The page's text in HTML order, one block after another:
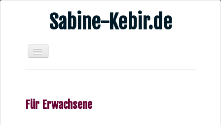
Sabine-Kebir.de
Publikationen
Für Erwachsene